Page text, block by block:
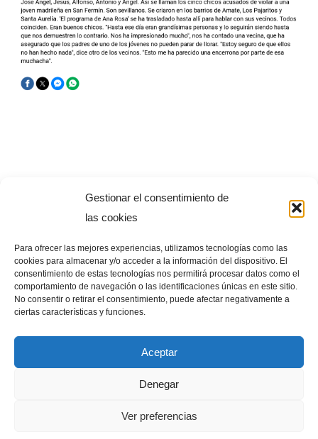
Gestionar el consentimiento de
las cookies
Para ofrecer las mejores experiencias, utilizamos tecnologías como las
cookies para almacenar y/o acceder a la información del dispositivo. El
consentimiento de estas tecnologías nos permitirá procesar datos como el
comportamiento de navegación o las identificaciones únicas en este sitio.
No consentir o retirar el consentimiento, puede afectar negativamente a
ciertas características y funciones.
Aceptar
Denegar
Ver preferencias
Kazetaritza Matxistaren BehatokiaEuskal Herriko
Unibertsitateko(UPV/EHU)
ekimena da,
Pikara Magazineko Emakume-Kazetarien
Elkartearekinbatera. Kazetaritza matxista kazetaritza
txarra baita.